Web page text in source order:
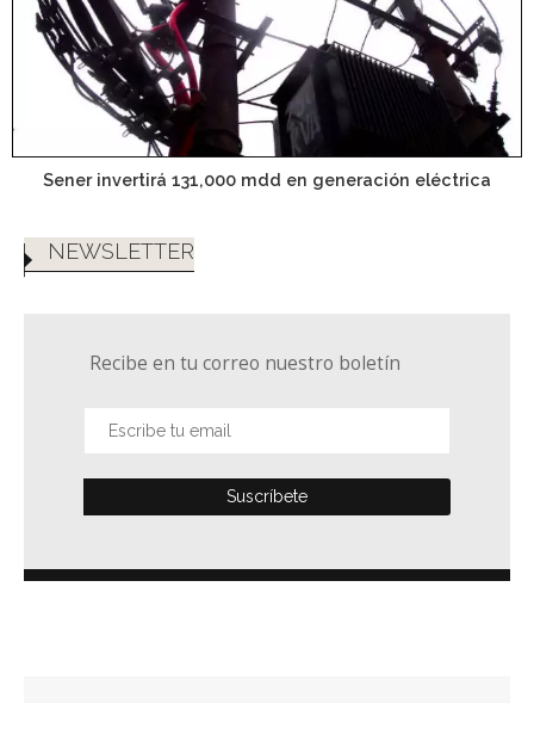
Sener invertirá 131,000 mdd en generación eléctrica
NEWSLETTER
Recibe en tu correo nuestro boletín